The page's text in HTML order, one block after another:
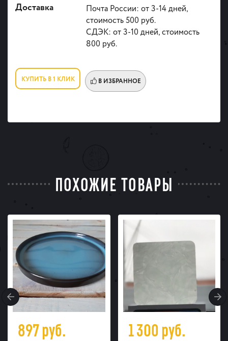
Доставка
Почта России: от 3-14 дней,
стоимость 500 руб.
СДЭК: от 3-10 дней, стоимость
800 руб.
КУПИТЬ В 1 КЛИК В ИЗБРАННОЕ
ПОХОЖИЕ ТОВАРЫ
897руб. 1 300руб.